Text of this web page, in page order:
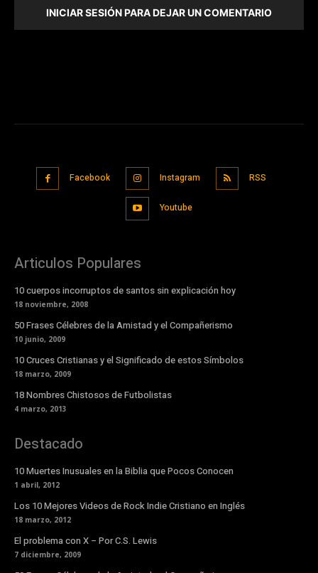
INICIAR SESIÓN PARA DEJAR UN COMENTARIO
Facebook Instagram RSS
Youtube
Articulos Populares
10 cuerpos incorruptos de santos sin explicación hoy
18 noviembre, 2008
50 Frases Célebres de la Amistad y el Compañerismo
10 junio, 2009
10 Cruces Cristianas y el Significado de estos Símbolos
18 marzo, 2009
18 Nombres Chistosos de Futbolistas
4 marzo, 2013
Destacado
10 Muertes Inusuales en la Biblia que Pocos Conocen
1 abril, 2012
Los 10 Mejores Videos de Rock Indie Cristiano en Inglés
18 marzo, 2012
El problema con X – Por C.S. Lewis
7 diciembre, 2009